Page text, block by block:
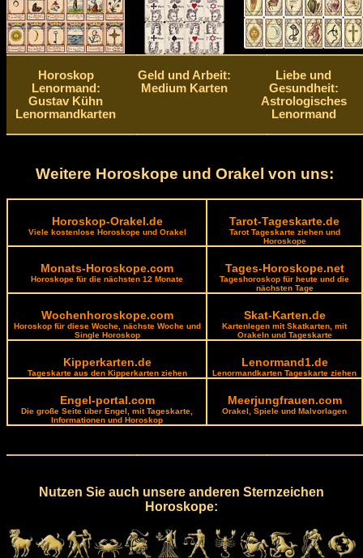
Horoskop
Lenormand:
Gustav Kühn
Lenormandkarten
Geld und Arbeit:
Medium Karten
Liebe und
Gesundheit:
Astrologisches
Lenormand
Weitere Horoskope und Orakel von uns:
Horoskop-Orakel.de
Viele kostenlose Horoskope und Orakel
Tarot-Tageskarte.de
Tarot Tageskarte ziehen und
Horoskope
Monats-Horoskope.com
Horoskope für die nächsten 12 Monate
Tages-Horoskope.net
Tageshoroskop für heute und die
nächsten Tage
Wochenhoroskope.com
Horoskop für diese Woche, nächste Woche und
Single Horoskop
Skat-Karten.de
Kartenlegen mit Skatkarten, mit
Orakeln und Tageskarte
Kipperkarten.de
Tageskarte aus den Kipperkarten ziehen
Lenormand1.de
Lenormandkarten Tageskarte ziehen
Engel-portal.com
Die große Seite über Engel, mit Tageskarte,
Informationen und Horoskop
Meerjungfrauen.com
Orakel, Spiele und Malvorlagen
Nutzen Sie auch unsere anderen Sternzeichen
Horoskope: